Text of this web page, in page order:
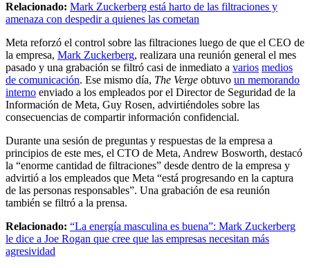
Relacionado: Mark Zuckerberg está harto de las filtraciones y
amenaza con despedir a quienes las cometan
Meta reforzó el control sobre las filtraciones luego de que el CEO de
la empresa, Mark Zuckerberg, realizara una reunión general el mes
pasado y una grabación se filtró casi de inmediato a varios medios
de comunicación. Ese mismo día, The Verge obtuvo un memorando
interno enviado a los empleados por el Director de Seguridad de la
Información de Meta, Guy Rosen, advirtiéndoles sobre las
consecuencias de compartir información confidencial.
Durante una sesión de preguntas y respuestas de la empresa a
principios de este mes, el CTO de Meta, Andrew Bosworth, destacó
la “enorme cantidad de filtraciones” desde dentro de la empresa y
advirtió a los empleados que Meta “está progresando en la captura
de las personas responsables”. Una grabación de esa reunión
también se filtró a la prensa.
Relacionado: “La energía masculina es buena”: Mark Zuckerberg
le dice a Joe Rogan que cree que las empresas necesitan más
agresividad